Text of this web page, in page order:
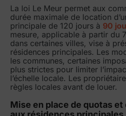
La loi Le Meur permet aux
durée maximale de location
principale de 120 jours à 90
mesure, applicable à partir du
dans certaines villes, vise à
résidences principales. Les
les communes, certaines
plus strictes pour limiter
l’échelle locale. Les
règles locales avant de louer.
Mise en place de quotas